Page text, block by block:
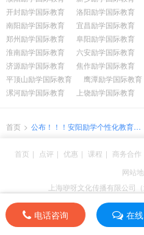
开封励学国际教育
洛阳励学国际教育
南阳励学国际教育
宜昌励学国际教育
郑州励学国际教育
阜阳励学国际教育
淮南励学国际教育
六安励学国际教育
济源励学国际教育
焦作励学国际教育
平顶山励学国际教育
鹰潭励学国际教育
漯河励学国际教育
上饶励学国际教育
首页 > 公布！！！安阳励学个性化教育高
选择？
首页 | 点评 | 优惠 | 课程 | 商务合作
网站
上海咿呀文化传播有限公司
电话咨询 在
电话咨询 在